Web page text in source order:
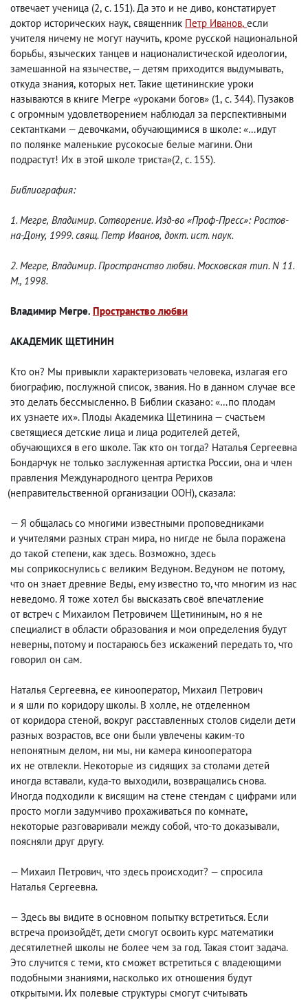
отвечает ученица (2, с. 151). Да это и не диво, констатирует
доктор исторических наук, священник Петр Иванов, если
учителя ничему не могут научить, кроме русской национальной
борьбы, языческих танцев и националистической идеологии,
замешанной на язычестве, — детям приходится выдумывать,
откуда знания, которых нет. Такие щетининские уроки
называются в книге Мегре «уроками богов» (1, с. 344). Пузаков
с огромным удовлетворением наблюдал за перспективными
сектантками — девочками, обучающимися в школе: «…идут
по полянке маленькие русокосые белые магини. Они
подрастут! Их в этой школе триста»
(2, с. 155).
Библиография:
1. Мегре, Владимир. Сотворение. Изд-во «Проф-Пресс»: Ростов-
на-Дону, 1999. свящ. Петр Иванов, докт. ист. наук.
2. Мегре, Владимир. Пространство любви. Московская тип. N 11.
М., 1998.
Владимир Мегре. Пространство любви
АКАДЕМИК ЩЕТИНИН
Кто он? Мы привыкли характеризовать человека, излагая его
биографию, послужной список, звания. Но в данном случае все
это делать бессмысленно. В Библии сказано: «…по плодам
их узнаете их». Плоды Академика Щетинина — счастьем
светящиеся детские лица и лица родителей детей,
обучающихся в его школе. Так кто он тогда? Наталья Сергеевна
Бондарчук не только заслуженная артистка России, она и член
правления Международного центра Рерихов
(неправительственной организации ООН), сказала:
— Я общалась со многими известными проповедниками
и учителями разных стран мира, но нигде не была поражена
до такой степени, как здесь. Возможно, здесь
мы соприкоснулись с великим Ведуном. Ведуном не потому,
что он знает древние Веды, ему известно то, что многим из нас
неведомо. Я тоже хотел бы высказать своё впечатление
от встреч с Михаилом Петровичем Щетининым, но я не
специалист в области образования и мои определения будут
неверны, потому и постараюсь без искажений передать то, что
говорил он сам.
Наталья Сергеевна, ее кинооператор, Михаил Петрович
и я шли по коридору школы. В холле, не отделенном
от коридора стеной, вокруг расставленных столов сидели дети
разных возрастов, все они были увлечены каким-то
непонятным делом, ни мы, ни камера кинооператора
их не отвлекли. Некоторые из сидящих за столами детей
иногда вставали, куда-то выходили, возвращались снова.
Иногда подходили к висящим на стене стендам с цифрами или
просто могли задумчиво прохаживаться по комнате,
некоторые разговаривали между собой, что-то доказывали,
поясняли друг другу.
— Михаил Петрович, что здесь происходит? — спросила
Наталья Сергеевна.
— Здесь вы видите в основном попытку встретиться. Если
встреча произойдёт, дети смогут освоить курс математики
десятилетней школы не более чем за год. Такая стоит задача.
Это случится с теми, кто сможет встретиться с владеющими
подобными знаниями, насколько их отношения будут
открытыми. Их полевые структуры смогут считывать